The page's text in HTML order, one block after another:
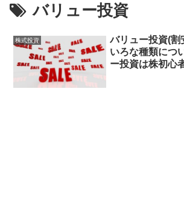
バリュー投資
株式投資
バリュー投資(割
いろな種類につ
ー投資は株初心